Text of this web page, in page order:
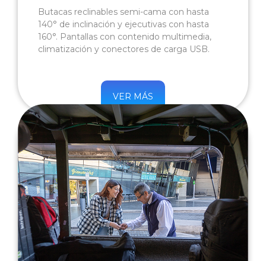
Butacas reclinables semi-cama con hasta
140° de inclinación y ejecutivas con hasta
160°. Pantallas con contenido multimedia,
climatización y conectores de carga USB.
VER MÁS